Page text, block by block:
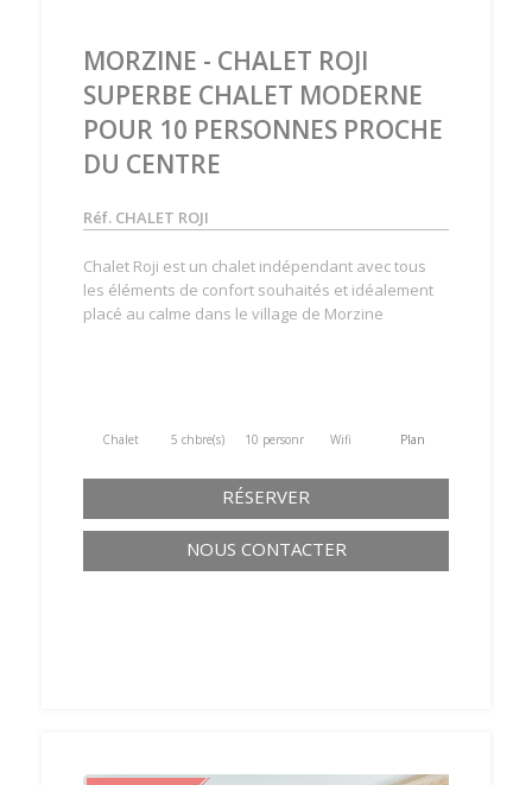
MORZINE - CHALET ROJI
SUPERBE CHALET MODERNE
POUR 10 PERSONNES PROCHE
DU CENTRE
Réf. CHALET ROJI
Chalet Roji est un chalet indépendant avec tous
les éléments de confort souhaités et idéalement
placé au calme dans le village de Morzine
Chalet 5 chbre(s) 10 personne(s) Wifi Plan
RÉSERVER
NOUS CONTACTER